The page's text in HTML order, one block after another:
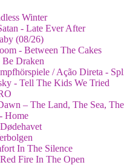
Winter
- Late Ever After
(08/26)
- Between The Cakes
Draken
/ Ação Direta -
- Tell The Kids We Tried
– The Land, The Sea,
Home
In The Silence
Fire In The Open